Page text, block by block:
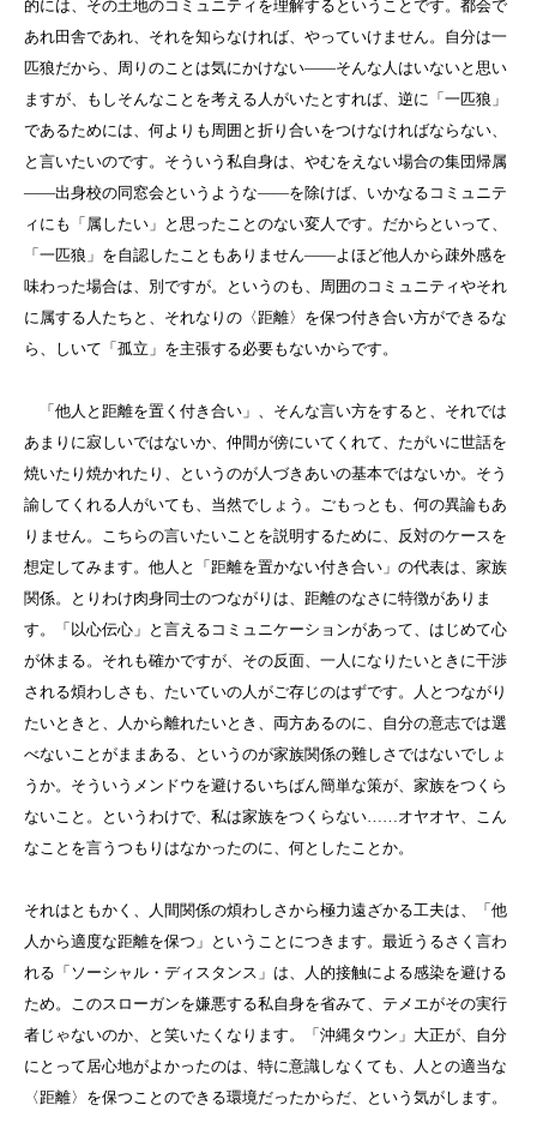
的には、その土地のコミュニティを理解するということです。都会で
あれ田舎であれ、それを知らなければ、やっていけません。自分は一
匹狼だから、周りのことは気にかけない――そんな人はいないと思い
ますが、もしそんなことを考える人がいたとすれば、逆に「一匹狼」
であるためには、何よりも周囲と折り合いをつけなければならない、
と言いたいのです。そういう私自身は、やむをえない場合の集団帰属
――出身校の同窓会というような――を除けば、いかなるコミュニテ
ィにも「属したい」と思ったことのない変人です。だからといって、
「一匹狼」を自認したこともありません――よほど他人から疎外感を
味わった場合は、別ですが。というのも、周囲のコミュニティやそれ
に属する人たちと、それなりの〈距離〉を保つ付き合い方ができるな
ら、しいて「孤立」を主張する必要もないからです。
「他人と距離を置く付き合い」、そんな言い方をすると、それでは
あまりに寂しいではないか、仲間が傍にいてくれて、たがいに世話を
焼いたり焼かれたり、というのが人づきあいの基本ではないか。そう
諭してくれる人がいても、当然でしょう。ごもっとも、何の異論もあ
りません。こちらの言いたいことを説明するために、反対のケースを
想定してみます。他人と「距離を置かない付き合い」の代表は、家族
関係。とりわけ肉身同士のつながりは、距離のなさに特徴がありま
す。「以心伝心」と言えるコミュニケーションがあって、はじめて心
が休まる。それも確かですが、その反面、一人になりたいときに干渉
される煩わしさも、たいていの人がご存じのはずです。人とつながり
たいときと、人から離れたいとき、両方あるのに、自分の意志では選
べないことがままある、というのが家族関係の難しさではないでしょ
うか。そういうメンドウを避けるいちばん簡単な策が、家族をつくら
ないこと。というわけで、私は家族をつくらない……オヤオヤ、こん
なことを言うつもりはなかったのに、何としたことか。
それはともかく、人間関係の煩わしさから極力遠ざかる工夫は、「他
人から適度な距離を保つ」ということにつきます。最近うるさく言わ
れる「ソーシャル・ディスタンス」は、人的接触による感染を避ける
ため。このスローガンを嫌悪する私自身を省みて、テメエがその実行
者じゃないのか、と笑いたくなります。「沖縄タウン」大正が、自分
にとって居心地がよかったのは、特に意識しなくても、人との適当な
〈距離〉を保つことのできる環境だったからだ、という気がします。